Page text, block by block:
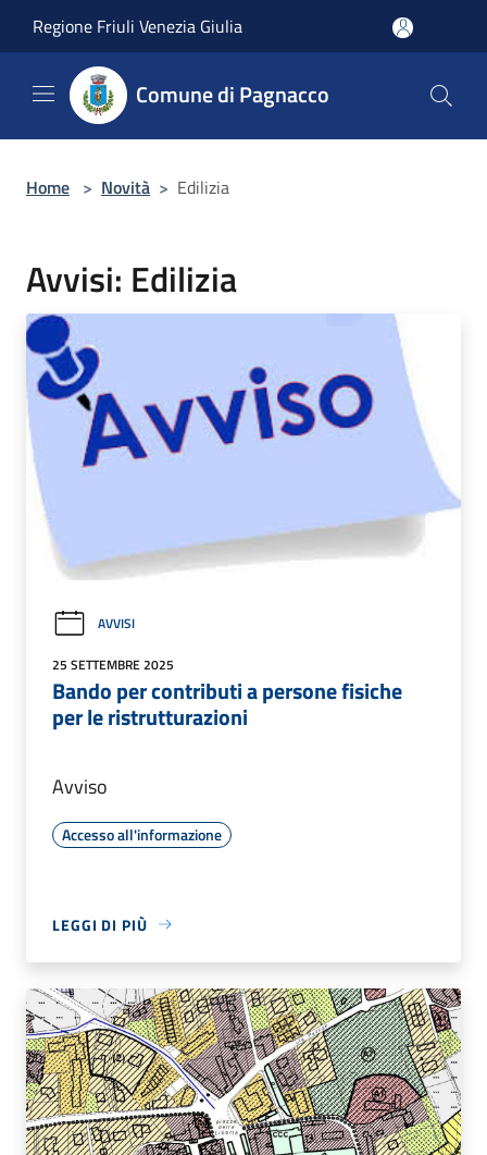
Regione Friuli Venezia Giulia
Comune di Pagnacco
Home > Novità > Edilizia
Avvisi: Edilizia
AVVISI
25 SETTEMBRE 2025
Bando per contributi a persone fisiche
per le ristrutturazioni
Avviso
Accesso all'informazione
LEGGI DI PIÙ